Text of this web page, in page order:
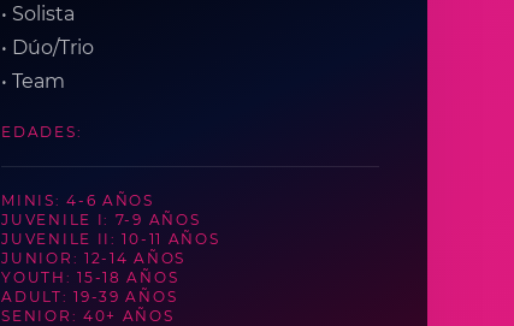
• Solista
• Dúo/Trio
• Team
EDADES:
MINIS: 4-6 AÑOS
JUVENILE I: 7-9 AÑOS
JUVENILE II: 10-11 AÑOS
JUNIOR: 12-14 AÑOS
YOUTH: 15-18 AÑOS
ADULT: 19-39 AÑOS
SENIOR: 40+ AÑOS